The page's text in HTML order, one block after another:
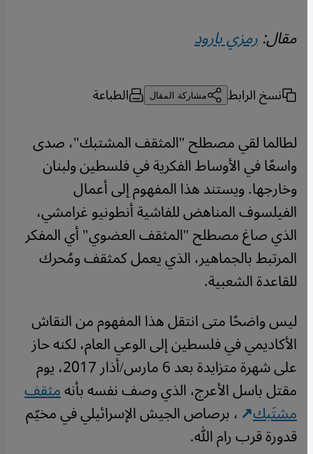
مقال:رمزي بارود
نسخ الرابط مشاركة المقال الطباعة
لطالما لقي مصطلح "المثقف المشتبك"، صدى
واسعًا في الأوساط الفكرية في فلسطين ولبنان
وخارجها. ويستند هذا المفهوم إلى أعمال
الفيلسوف المناهض للفاشية أنطونيو غرامشي،
الذي صاغ مصطلح "المثقف العضوي" أي المفكر
المرتبط بالجماهير، الذي يعمل كمثقف ومُحرك
للقاعدة الشعبية.
ليس واضحًا متى انتقل هذا المفهوم من النقاش
الأكاديمي في فلسطين إلى الوعي العام، لكنه حاز
على شهرة متزايدة بعد 6 مارس/أذار 2017، يوم
مقتل باسل الأعرج، الذي وصف نفسه بأنهمثقف
مشتَبك ، برصاص الجيش الإسرائيلي في مخيّم
قدورة قرب رام الله.